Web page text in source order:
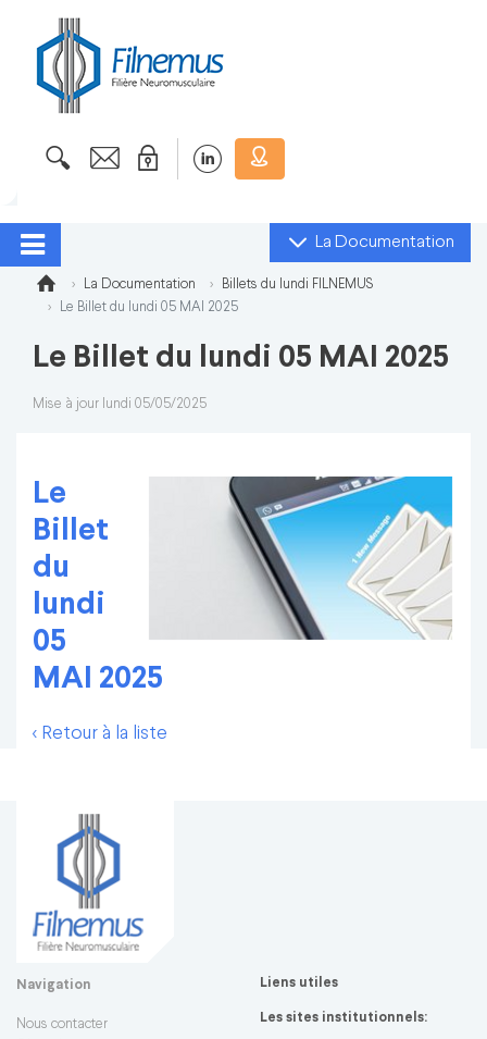
La Documentation
La Documentation
Billets du lundi FILNEMUS
Le Billet du lundi 05 MAI 2025
Le Billet du lundi 05 MAI 2025
Mise à jour lundi 05/05/2025
Le
Billet
du
lundi
05
MAI 2025
< Retour à la liste
Navigation
Nous contacter
Liens utiles
Les sites institutionnels: